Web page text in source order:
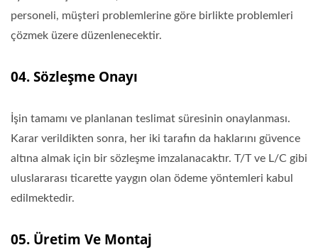
personeli, müşteri problemlerine göre birlikte problemleri
çözmek üzere düzenlenecektir.
04. Sözleşme Onayı
İşin tamamı ve planlanan teslimat süresinin onaylanması.
Karar verildikten sonra, her iki tarafın da haklarını güvence
altına almak için bir sözleşme imzalanacaktır. T/T ve L/C gibi
uluslararası ticarette yaygın olan ödeme yöntemleri kabul
edilmektedir.
05. Üretim Ve Montaj